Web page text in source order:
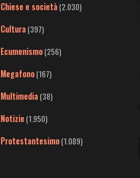
Chiese e società (2.030)
Cultura (397)
Ecumenismo(256)
Megafono(167)
Multimedia (38)
Notizie (1.950)
Protestantesimo(1.089)